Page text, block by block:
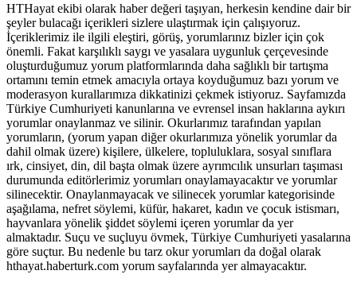
HTHayat ekibi olarak haber değeri taşıyan, herkesin kendine dair bir
şeyler bulacağı içerikleri sizlere ulaştırmak için çalışıyoruz.
İçeriklerimiz ile ilgili eleştiri, görüş, yorumlarınız bizler için çok
önemli. Fakat karşılıklı saygı ve yasalara uygunluk çerçevesinde
oluşturduğumuz yorum platformlarında daha sağlıklı bir tartışma
ortamını temin etmek amacıyla ortaya koyduğumuz bazı yorum ve
moderasyon kurallarımıza dikkatinizi çekmek istiyoruz. Sayfamızda
Türkiye Cumhuriyeti kanunlarına ve evrensel insan haklarına aykırı
yorumlar onaylanmaz ve silinir. Okurlarımız tarafından yapılan
yorumların, (yorum yapan diğer okurlarımıza yönelik yorumlar da
dahil olmak üzere) kişilere, ülkelere, topluluklara, sosyal sınıflara
ırk, cinsiyet, din, dil başta olmak üzere ayrımcılık unsurları taşıması
durumunda editörlerimiz yorumları onaylamayacaktır ve yorumlar
silinecektir. Onaylanmayacak ve silinecek yorumlar kategorisinde
aşağılama, nefret söylemi, küfür, hakaret, kadın ve çocuk istismarı,
hayvanlara yönelik şiddet söylemi içeren yorumlar da yer
almaktadır. Suçu ve suçluyu övmek, Türkiye Cumhuriyeti yasalarına
göre suçtur. Bu nedenle bu tarz okur yorumları da doğal olarak
hthayat.haberturk.com yorum sayfalarında yer almayacaktır.